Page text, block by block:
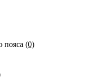
пояса (0)